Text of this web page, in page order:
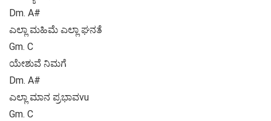
Dm. A#
ಎಲ್ಲಾ ಮಹಿಮೆ ಎಲ್ಲಾ ಘನತೆ
Gm. C
ಯೇಶುವೆ ನಿಮಗೆ
Dm. A#
ಎಲ್ಲಾ ಮಾನ ಪ್ರಭಾವvu
Gm. C